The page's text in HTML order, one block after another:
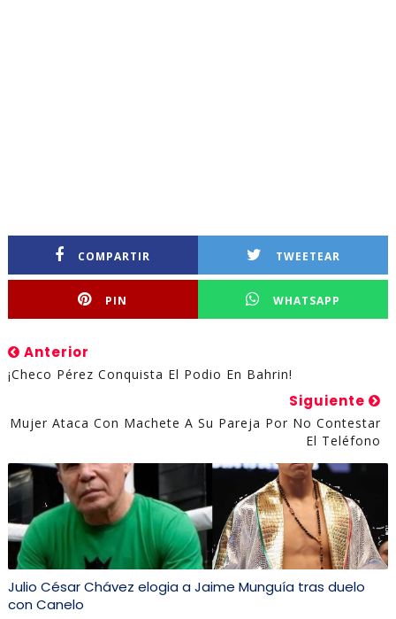
COMPARTIR TWEETEAR
PIN WHATSAPP
Anterior
¡Checo Pérez Conquista El Podio En Bahrin!
Siguiente
Mujer Ataca Con Machete A Su Pareja Por No Contestar
El Teléfono
Julio César Chávez elogia a Jaime Munguía tras duelo
con Canelo